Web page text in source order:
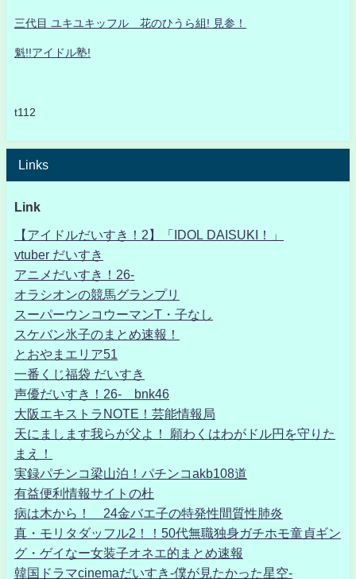
三代目 ユキユキッフル 花のひうら組! 見参！
魁!!アイドル塾!
t112
Links
Link
【アイドルだいすき！2】「IDOL DAISUKI！」
vtuber だいすき
アニメだいすき！26-
オラシオンの競馬グランプリ
スーパーウンコウーマンT・子なし
スケバン氷子のまとめ速報！
とおやまエリア51
一番くじ福袋 だいすき
声優だいすき！26- bnk46
大阪エキストラNOTE！芸能情報局
天にまします我らが父よ！ 願わくはわがドル円を守りた
まえ！
実録パチンコ梁山泊！パチンコakb108道
有益便利情報サイトの杜
病は木から！ 24金バエ子の特発性間質性肺炎
真・モリタダッフル2！！50代無職独身ガチホモ童貞ギン
グ・ゲイなー女装子オネエ的まとめ速報
韓国ドラマcinemaだいすき-僕が見たかった星空-